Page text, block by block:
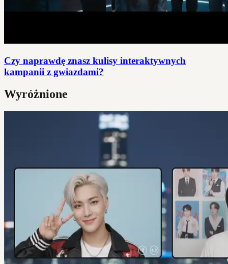
Czy naprawdę znasz kulisy interaktywnych
kampanii z gwiazdami?
Wyróżnione